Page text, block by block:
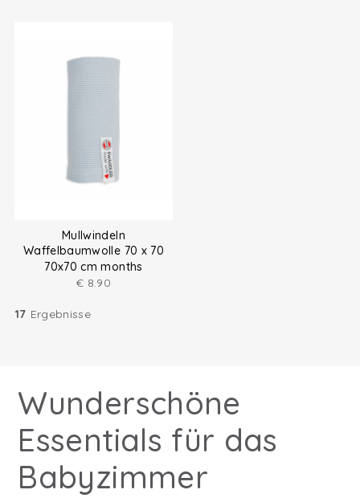
Mullwindeln
Waffelbaumwolle 70 x 70
cm
70x70 cm months
€ 8.90
17 Ergebnisse
Wunderschöne
Essentials für das
Babyzimmer